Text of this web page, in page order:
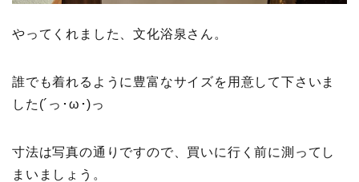
やってくれました、文化浴泉さん。
誰でも着れるように豊富なサイズを用意して下さいま
した(´っ･ω･)っ
寸法は写真の通りですので、買いに行く前に測ってし
まいましょう。